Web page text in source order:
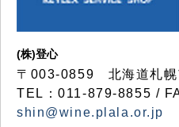
(株)登心
〒003-0859 北海道札幌
TEL：011-879-8855 /
shin@wine.plala.or.jp